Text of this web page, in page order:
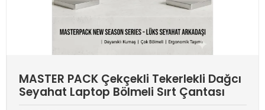
MASTER PACK Çekçekli Tekerlekli Dağcı
Seyahat Laptop Bölmeli Sırt Çantası